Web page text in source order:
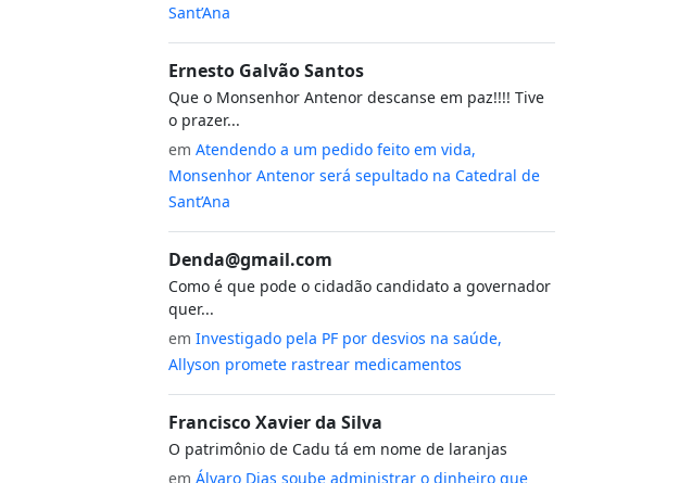
Sant’Ana
Ernesto Galvão Santos
Que o Monsenhor Antenor descanse em paz!!!! Tive
o prazer...
em Atendendo a um pedido feito em vida,
Monsenhor Antenor será sepultado na Catedral de
Sant’Ana
Denda@gmail.com
Como é que pode o cidadão candidato a governador
quer...
em Investigado pela PF por desvios na saúde,
Allyson promete rastrear medicamentos
Francisco Xavier da Silva
O patrimônio de Cadu tá em nome de laranjas
em Álvaro Dias soube administrar o dinheiro que